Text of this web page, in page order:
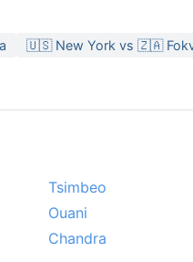
🇺🇸 New York vs 🇿🇦
Tsimbeo
Ouani
Chandra